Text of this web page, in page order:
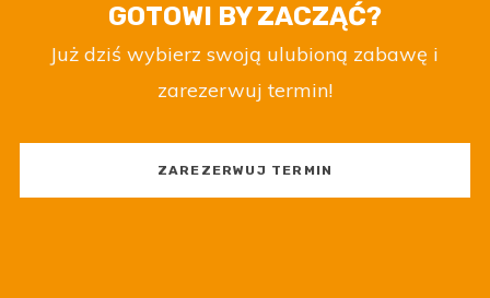
GOTOWI BY ZACZĄĆ?
Już dziś wybierz swoją ulubioną zabawę i
zarezerwuj termin!
ZAREZERWUJ TERMIN